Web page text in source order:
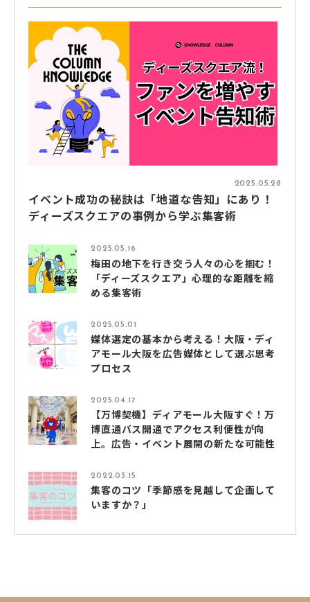
2025.05.28
イベント成功の秘訣は「地道な告知」にあり！
ディーズスクエアの事例から学ぶ集客術
2025.05.16
梅田の地下を行き交う人々の心を掴む！
「ディーズスクエア」心理的な距離を縮
める集客術
2025.05.01
媒体選定の基本から考える！大阪・ディ
アモール大阪を広告媒体として選ぶ思考
プロセス
2025.04.17
【万博契機】ディアモール大阪すぐ！万
博直通バス開通でアクセス利便性が向
上。広告・イベント展開の新たな可能性
2022.03.15
集客のコツ「季節感を見越して企画して
いますか？」